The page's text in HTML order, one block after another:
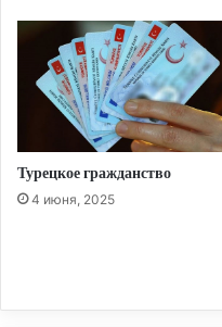
Турецкое гражданство
4 июня, 2025